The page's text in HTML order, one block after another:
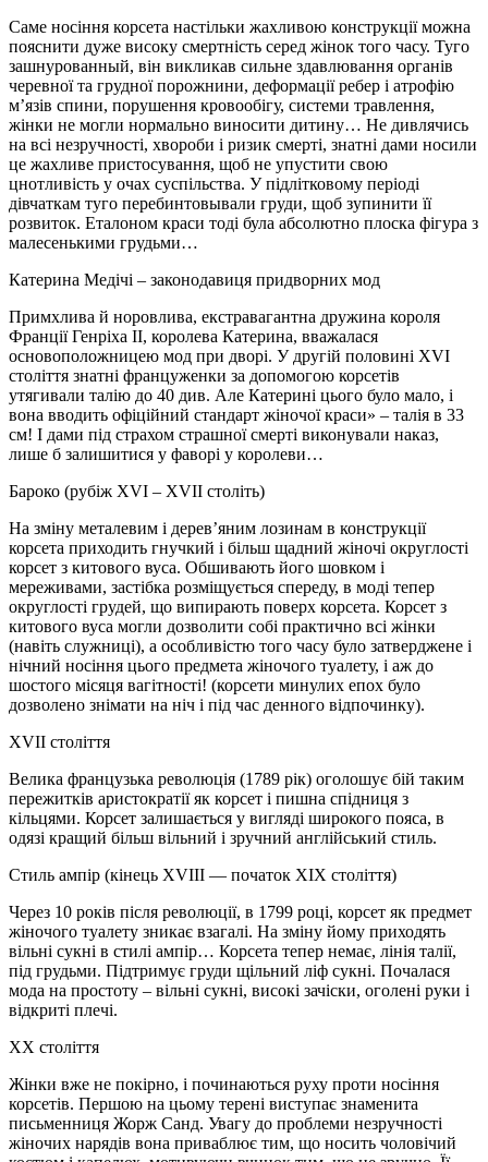
Саме носіння корсета настільки жахливою конструкції можна
пояснити дуже високу смертність серед жінок того часу. Туго
зашнурованный, він викликав сильне здавлювання органів
черевної та грудної порожнини, деформації ребер і атрофію
м’язів спини, порушення кровообігу, системи травлення,
жінки не могли нормально виносити дитину… Не дивлячись
на всі незручності, хвороби і ризик смерті, знатні дами носили
це жахливе пристосування, щоб не упустити свою
цнотливість у очах суспільства. У підлітковому періоді
дівчаткам туго перебинтовывали груди, щоб зупинити її
розвиток. Еталоном краси тоді була абсолютно плоска фігура з
малесенькими грудьми…
Катерина Медічі – законодавиця придворних мод
Примхлива й норовлива, екстравагантна дружина короля
Франції Генріха ІІ, королева Катерина, вважалася
основоположницею мод при дворі. У другій половині ХVI
століття знатні француженки за допомогою корсетів
утягивали талію до 40 див. Але Катерині цього було мало, і
вона вводить офіційний стандарт жіночої краси» – талія в 33
см! І дами під страхом страшної смерті виконували наказ,
лише б залишитися у фаворі у королеви…
Бароко (рубіж XVI – XVIІ століть)
На зміну металевим і дерев’яним лозинам в конструкції
корсета приходить гнучкий і більш щадний жіночі округлості
корсет з китового вуса. Обшивають його шовком і
мереживами, застібка розміщується спереду, в моді тепер
округлості грудей, що випирають поверх корсета. Корсет з
китового вуса могли дозволити собі практично всі жінки
(навіть служниці), а особливістю того часу було затверджене і
нічний носіння цього предмета жіночого туалету, і аж до
шостого місяця вагітності! (корсети минулих епох було
дозволено знімати на ніч і під час денного відпочинку).
XVIІ століття
Велика французька революція (1789 рік) оголошує бій таким
пережитків аристократії як корсет і пишна спідниця з
кільцями. Корсет залишається у вигляді широкого пояса, в
одязі кращий більш вільний і зручний англійський стиль.
Стиль ампір (кінець XVIII — початок XIX століття)
Через 10 років після революції, в 1799 році, корсет як предмет
жіночого туалету зникає взагалі. На зміну йому приходять
вільні сукні в стилі ампір… Корсета тепер немає, лінія талії,
під грудьми. Підтримує груди щільний ліф сукні. Почалася
мода на простоту – вільні сукні, високі зачіски, оголені руки і
відкриті плечі.
ХХ століття
Жінки вже не покірно, і починаються руху проти носіння
корсетів. Першою на цьому терені виступає знаменита
письменниця Жорж Санд. Увагу до проблеми незручності
жіночих нарядів вона приваблює тим, що носить чоловічий